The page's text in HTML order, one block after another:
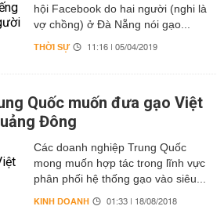
hội Facebook do hai người (nghi là
vợ chồng) ở Đà Nẵng nói gạo...
THỜI SỰ 11:16 | 05/04/2019
Quốc muốn đưa gạo Việt
Đông
Các doanh nghiệp Trung Quốc
mong muốn hợp tác trong lĩnh vực
phân phối hệ thống gạo vào siêu...
KINH DOANH 01:33 | 18/08/2018